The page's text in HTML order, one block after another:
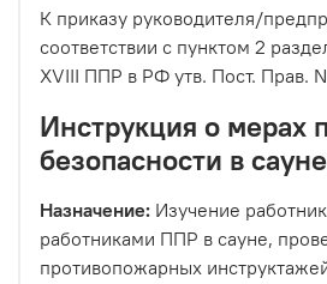
К приказу руководителя/
соответствии с пунктом 2
XVIII ППР в РФ утв. Пост. Прав.
Инструкция о мерах
безопасности в сауне
Назначение: Изучение
работниками ППР в сауне,
противопожарных